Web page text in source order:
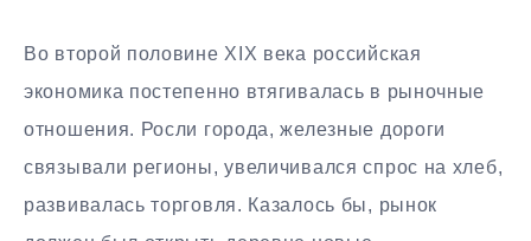
Во второй половине XIX века российская
экономика постепенно втягивалась в рыночные
отношения. Росли города, железные дороги
связывали регионы, увеличивался спрос на хлеб,
развивалась торговля. Казалось бы, рынок